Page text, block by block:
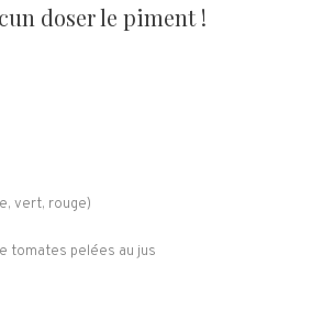
doser le piment !
vert, rouge)
tomates pelées au jus